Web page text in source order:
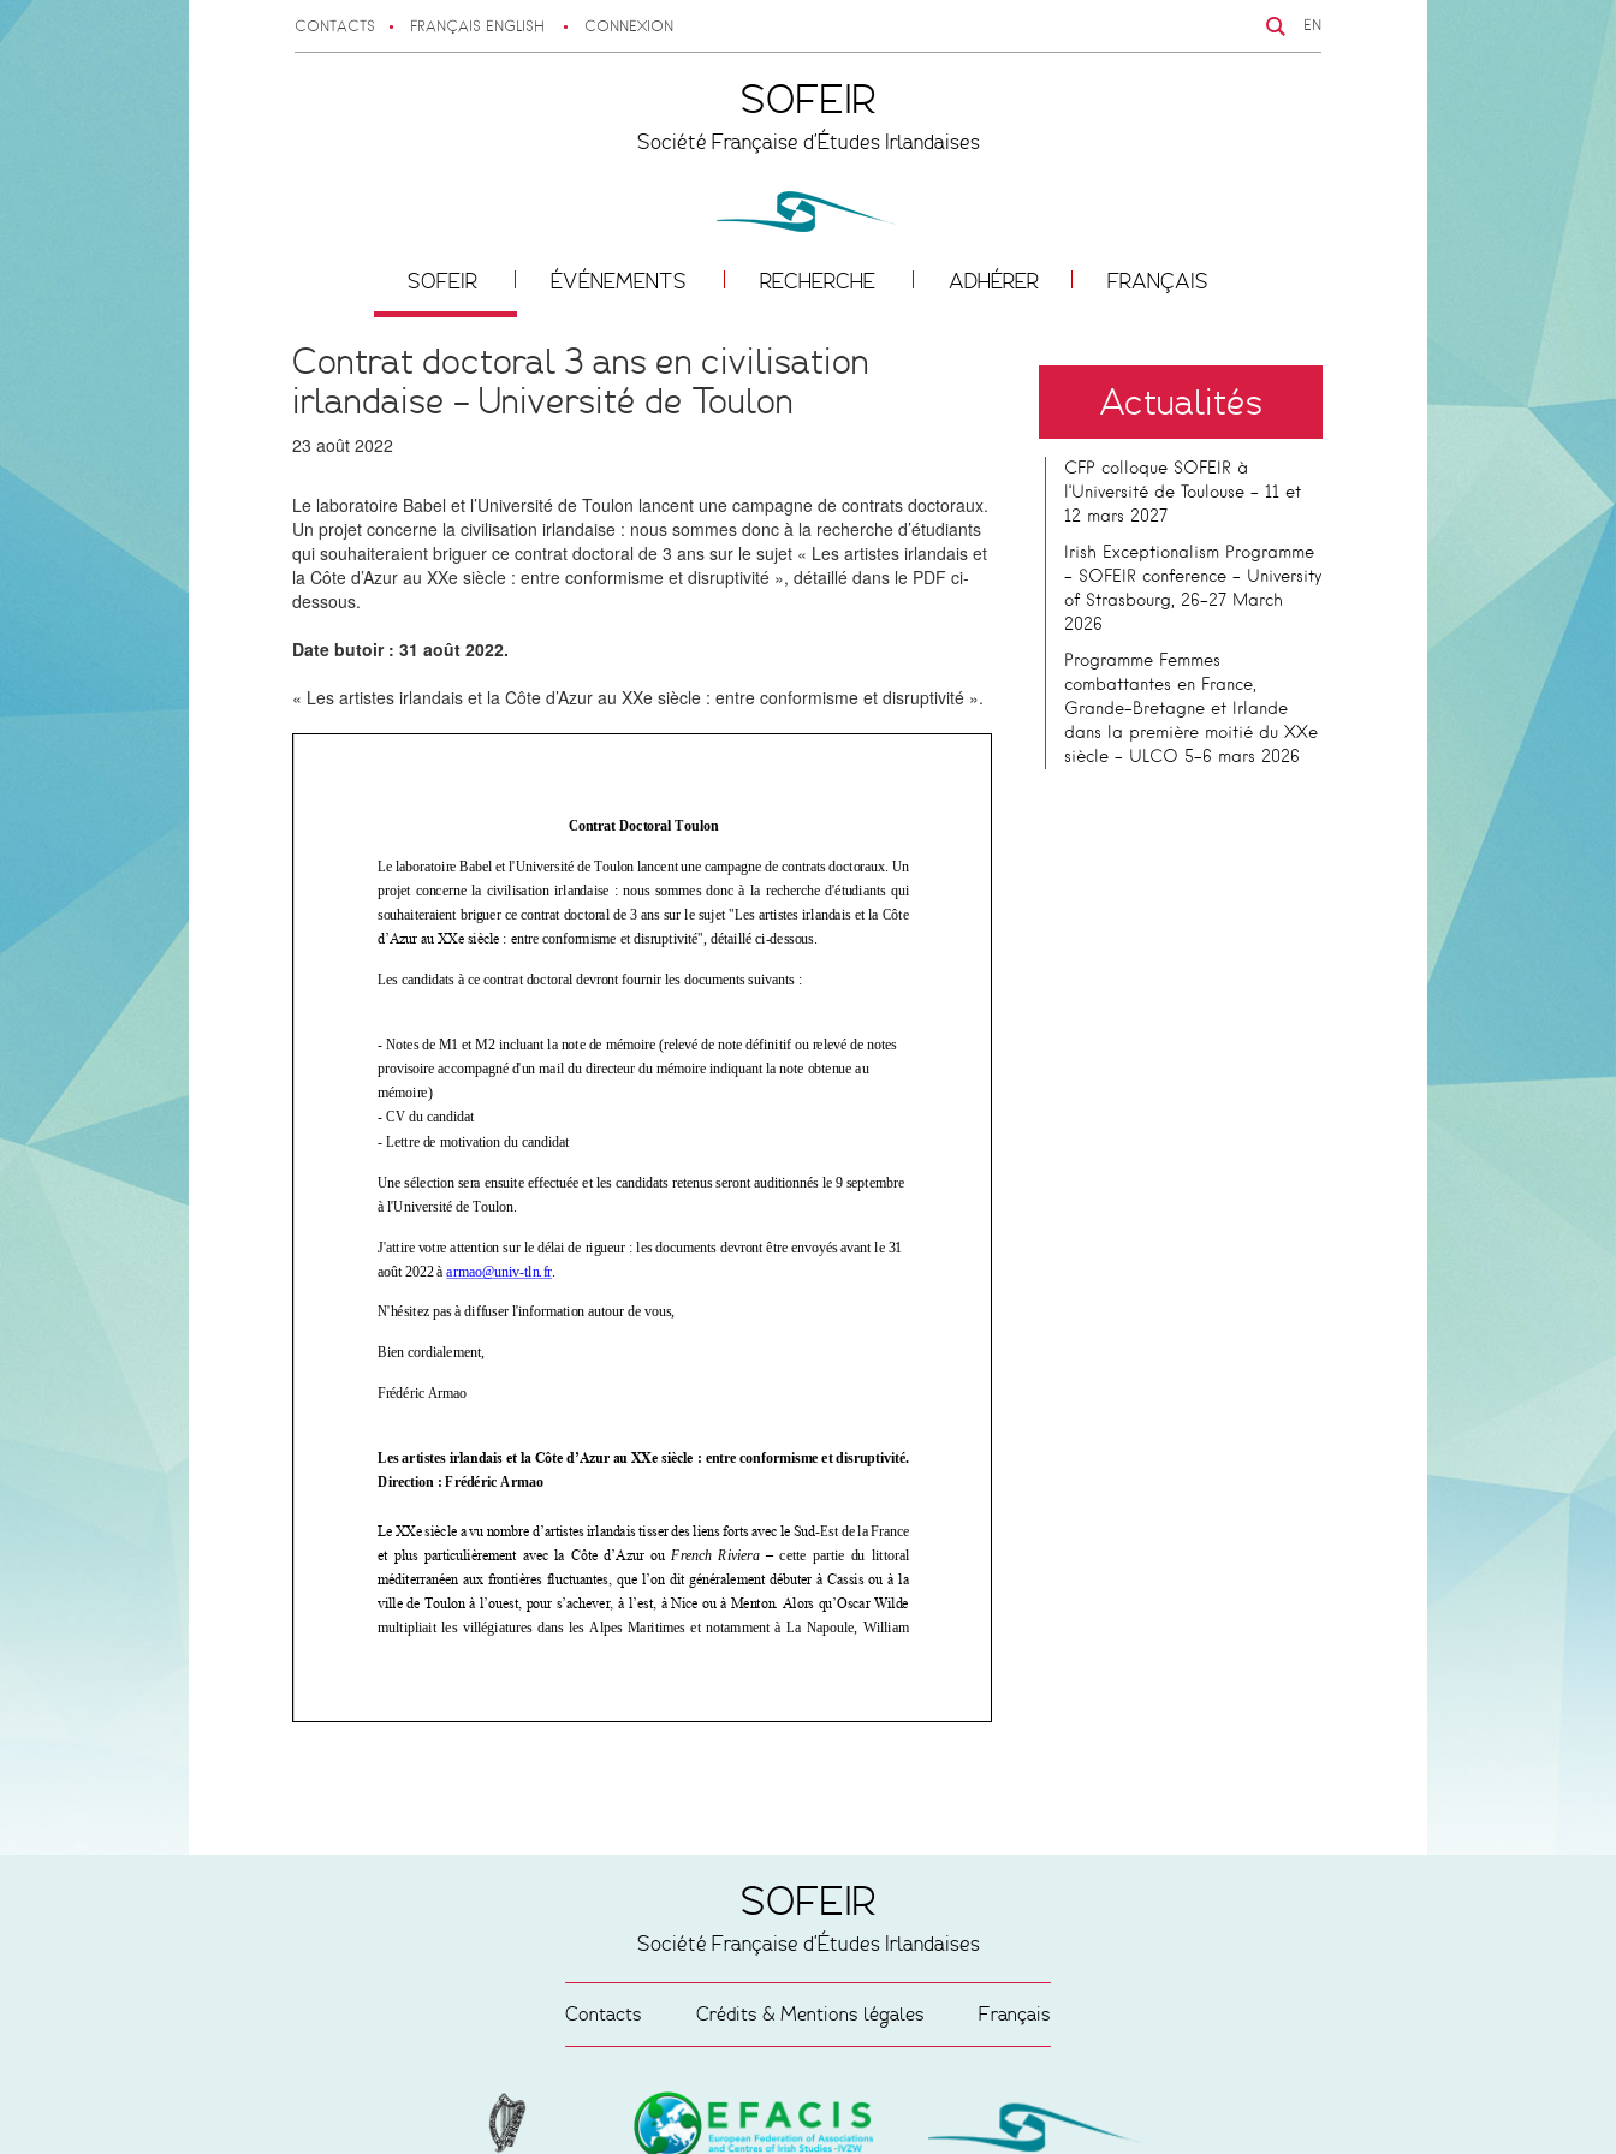
CONTACTS FRANÇAIS ENGLISH CONNEXION EN
SOFEIR
Société Française d'Études Irlandaises
SOFEIR ÉVÉNEMENTS RECHERCHE ADHÉRER FRANÇAIS
Contrat doctoral 3 ans en civilisation
irlandaise – Université de Toulon
23 août 2022
Le laboratoire Babel et l’Université de Toulon lancent une campagne de contrats doctoraux.
Un projet concerne la civilisation irlandaise : nous sommes donc à la recherche d’étudiants
qui souhaiteraient briguer ce contrat doctoral de 3 ans sur le sujet « Les artistes irlandais et
la Côte d’Azur au XXe siècle : entre conformisme et disruptivité », détaillé dans le PDF ci-
dessous.
Date butoir : 31 août 2022.
« Les artistes irlandais et la Côte d’Azur au XXe siècle : entre conformisme et disruptivité ».
Actualités
CFP colloque SOFEIR à
l’Université de Toulouse – 11 et
12 mars 2027
Irish Exceptionalism Programme
– SOFEIR conference – University
of Strasbourg, 26-27 March
2026
Programme Femmes
combattantes en France,
Grande-Bretagne et Irlande
dans la première moitié du XXe
siècle – ULCO 5-6 mars 2026
SOFEIR
Société Française d'Études Irlandaises
Contacts Crédits & Mentions légales Français